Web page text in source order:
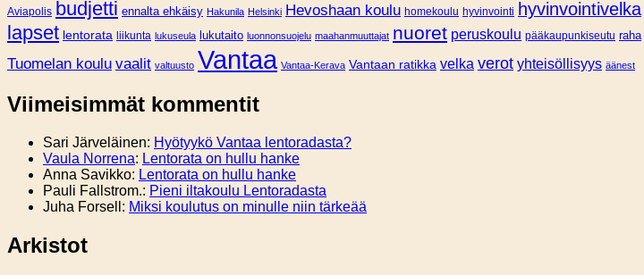
Aviapolis budjetti ennalta ehkäisy Hakunila Helsinki Hevoshaan koulu homekoulu hyvinvointi hyvinvointivelka
lapset lentorata liikunta lukuseula lukutaito luonnonsuojelu maahanmuuttajat nuoret peruskoulu pääkaupunkiseutu raha
Tuomelan koulu vaalit valtuusto Vantaa Vantaa-Kerava Vantaan ratikka velka verot yhteisöllisyys äänest
Viimeisimmät kommentit
Sari Järveläinen: Hyötyykö Vantaa lentoradasta?
Vaula Norrena: Lentorata on hullu hanke
Anna Savikko: Lentorata on hullu hanke
Pauli Fallstrom.: Pieni iltakoulu Lentoradasta
Juha Forsell : Miksi koulutus on minulle niin tärkeää
Arkistot